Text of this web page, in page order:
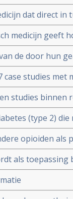
dat direct
medicijn geeft
melanoom
goed
de door hun
studies met
geeft mooi
studies binnen
2010 copy 1
(type 2)
Zelfs
opioiden als
tegen
bij sterke
als toepassing